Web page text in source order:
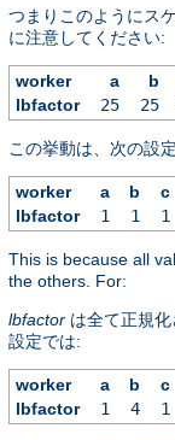
つまりこのようにス
に注意してください:
worker a b
lbfactor
25 25
この挙動は、次の設
worker a b c
lbfactor
1 1 1
This is because all
the others. For:
lbfactor は全て正規
設定では:
worker a b
c
lbfactor
1 4 1